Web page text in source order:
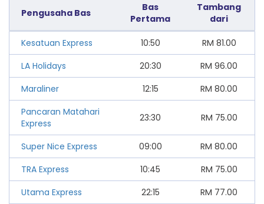
Pengusaha Bas
Bas
Pertama
Tambang
dari
Kesatuan Express 10:50 RM 81.00
LA Holidays
20:30 RM 96.00
Maraliner
12:15 RM 80.00
Pancaran Matahari
Express
23:30 RM 75.00
Super Nice Express 09:00 RM 80.00
TRA Express
10:45 RM 75.00
Utama Express
22:15 RM 77.00